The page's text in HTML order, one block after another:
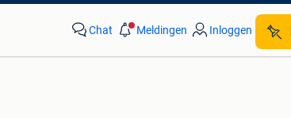
Chat Meldingen Inloggen